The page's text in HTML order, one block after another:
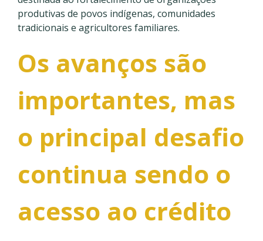
produtivas de povos indígenas, comunidades
tradicionais e agricultores familiares.
Os avanços são
importantes, mas
o principal desafio
continua sendo o
acesso ao crédito